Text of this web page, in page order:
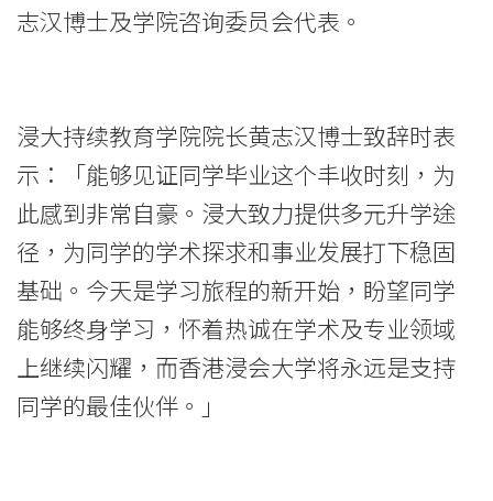
五
百
名
毕
业
生
志汉博士及学院咨询委员会代表。
浸大持续教育学院院长黄志汉博士致辞时表
示：「能够见证同学毕业这个丰收时刻，为
此感到非常自豪。浸大致力提供多元升学途
径，为同学的学术探求和事业发展打下稳固
基础。今天是学习旅程的新开始，盼望同学
能够终身学习，怀着热诚在学术及专业领域
上继续闪耀，而香港浸会大学将永远是支持
同学的最佳伙伴。」